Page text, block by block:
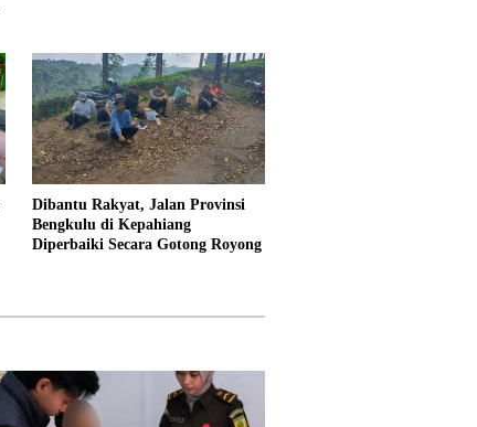
Dibantu Rakyat, Jalan Provinsi
Bengkulu di Kepahiang
Diperbaiki Secara Gotong Royong